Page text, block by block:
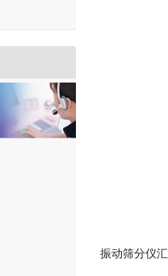
振动筛分仪